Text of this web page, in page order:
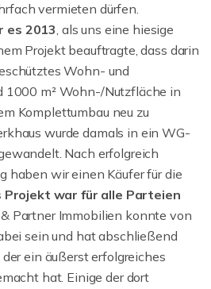
vermieten dürfen.
es 2013, als uns eine hiesige
Projekt beauftragte, dass darin
Wohn- und
1000 m² Wohn-/Nutzfläche in
Komplettumbau neu zu
wurde damals in ein WG-
Nach erfolgreich
haben wir einen Käufer für die
Projekt war für alle Parteien
Partner Immobilien konnte von
sein und hat abschließend
ein äußerst erfolgreiches
hat. Einige der dort